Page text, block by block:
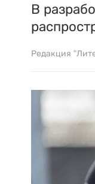
В
Редакция